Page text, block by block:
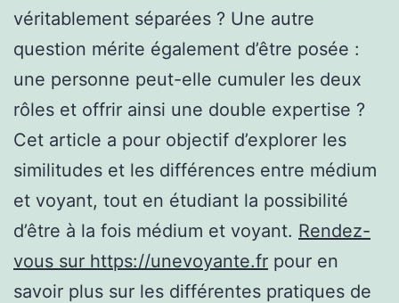
véritablement séparées ? Une autre
question mérite également d’être posée :
une personne peut-elle cumuler les deux
rôles et offrir ainsi une double expertise ?
Cet article a pour objectif d’explorer les
similitudes et les différences entre médium
et voyant, tout en étudiant la possibilité
d’être à la fois médium et voyant. Rendez-
vous sur https://unevoyante.fr pour en
savoir plus sur les différentes pratiques de